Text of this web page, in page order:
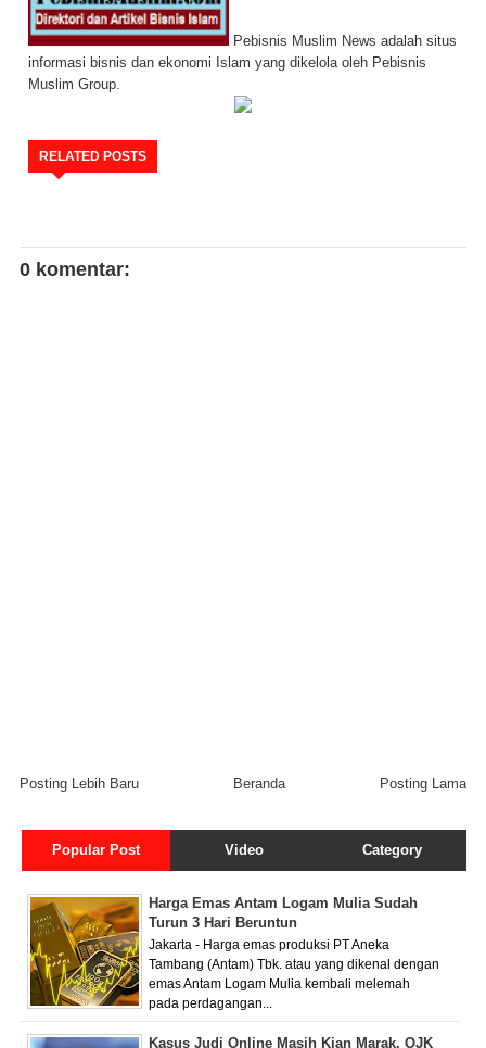
Pebisnis Muslim News adalah situs
informasi bisnis dan ekonomi Islam yang dikelola oleh Pebisnis
Muslim Group.
RELATED POSTS
0 komentar:
Posting Lebih Baru Posting Lama
Beranda
Popular Post Video Category
Harga Emas Antam Logam Mulia Sudah
Turun 3 Hari Beruntun
Jakarta - Harga emas produksi PT Aneka
Tambang (Antam) Tbk. atau yang dikenal dengan
emas Antam Logam Mulia kembali melemah
pada perdagangan...
Kasus Judi Online Masih Kian Marak, OJK